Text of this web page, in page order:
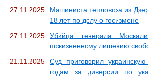
27.11.2025
Машиниста тепловоза из
18 лет по делу о госизмене
27.11.2025
Убийца генерала
пожизненному лишению
21.11.2025
Суд приговорил
годам за диверсии по